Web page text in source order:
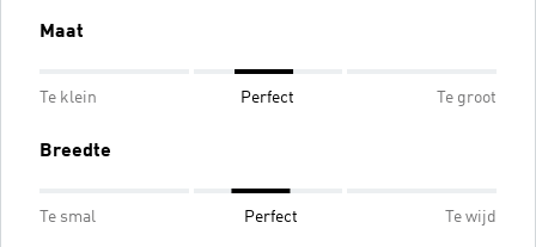
Maat
Te klein Perfect Te groot
Breedte
Te smal Perfect Te wijd